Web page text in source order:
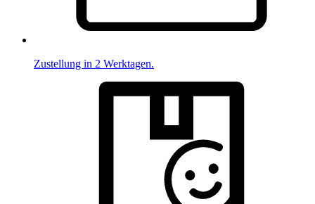
Zustellung in 2 Werktagen.